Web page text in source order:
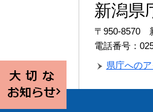
新潟県
〒950-8570
電話番号：
県庁への